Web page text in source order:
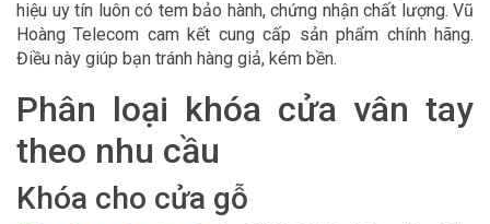
hiệu uy tín luôn có tem bảo hành, chứng nhận chất lượng. Vũ
Hoàng Telecom cam kết cung cấp sản phẩm chính hãng.
Điều này giúp bạn tránh hàng giả, kém bền.
Phân loại khóa cửa vân tay
theo nhu cầu
Khóa cho cửa gỗ